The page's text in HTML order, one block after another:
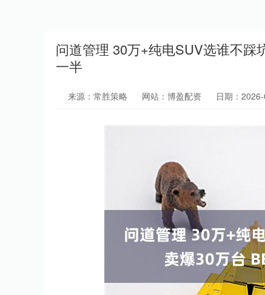
问道管理 30万+纯电SUV选谁不踩
一半
来源：常胜策略 网站：博盈配资 日期：